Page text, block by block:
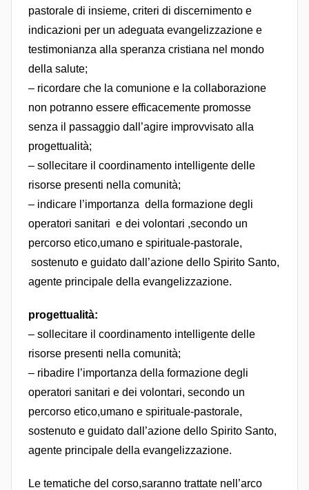
pastorale di insieme, criteri di discernimento e
indicazioni per un adeguata evangelizzazione e
testimonianza alla speranza cristiana nel mondo
della salute;
– ricordare che la comunione e la collaborazione
non potranno essere efficacemente promosse
senza il passaggio dall’agire improvvisato alla
progettualità;
– sollecitare il coordinamento intelligente delle
risorse presenti nella comunità;
– indicare l’importanza della formazione degli
operatori sanitari e dei volontari ,secondo un
percorso etico,umano e spirituale-pastorale,
sostenuto e guidato dall’azione dello Spirito Santo,
agente principale della evangelizzazione.
progettualità:
– sollecitare il coordinamento intelligente delle
risorse presenti nella comunità;
– ribadire l’importanza della formazione degli
operatori sanitari e dei volontari, secondo un
percorso etico,umano e spirituale-pastorale,
sostenuto e guidato dall’azione dello Spirito Santo,
agente principale della evangelizzazione.
Le tematiche del corso,saranno trattate nell’arco